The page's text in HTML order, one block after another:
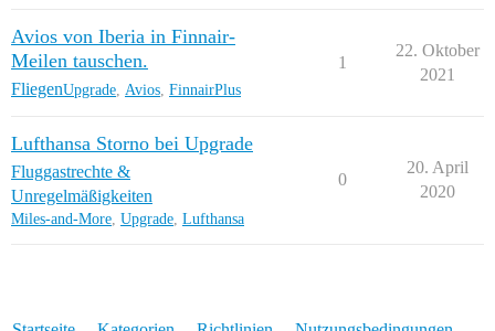
Avios von Iberia in Finnair-
Meilen tauschen.
FliegenUpgrade Avios FinnairPlus
1
22. Oktober
2021
Lufthansa Storno bei Upgrade
Fluggastrechte &
Unregelmäßigkeiten
Miles-and-More, Upgrade, Lufthansa
0
20. April
2020